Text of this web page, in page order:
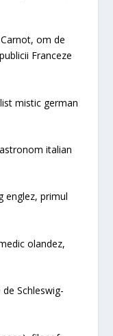
om de
Franceze
mistic german
italian
englez, primul
olandez,
Schleswig-